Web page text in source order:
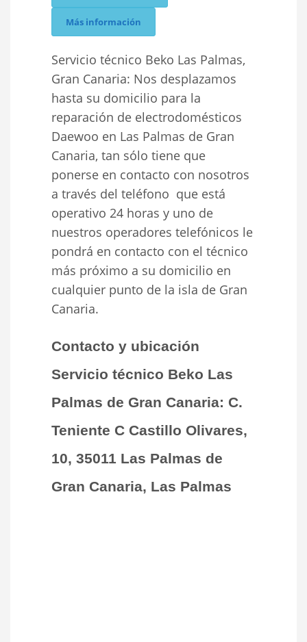
Más información
Servicio técnico Beko Las Palmas,
Gran Canaria: Nos desplazamos
hasta su domicilio para la
reparación de electrodomésticos
Daewoo en Las Palmas de Gran
Canaria, tan sólo tiene que
ponerse en contacto con nosotros
a través del teléfono que está
operativo 24 horas y uno de
nuestros operadores telefónicos le
pondrá en contacto con el técnico
más próximo a su domicilio en
cualquier punto de la isla de Gran
Canaria.
Contacto y ubicación
Servicio técnico Beko Las
Palmas de Gran Canaria: C.
Teniente C Castillo Olivares,
10, 35011 Las Palmas de
Gran Canaria, Las Palmas